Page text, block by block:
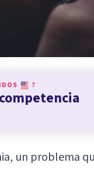
?
un problema